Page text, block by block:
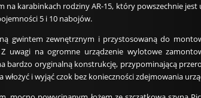
na karabinkach rodziny AR-15, który powszechnie
5 i 10 nabojów.
gwintem zewnętrznym i przystosowaną do
uwagi na ogromne urządzenie wylotowe
oryginalną konstrukcję, przypominającą
i wyjąć czok bez konieczności zdejmowania